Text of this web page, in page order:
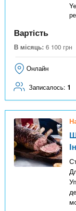
Вартість
В місяць: 6 100 грн
Онлайн
Записалось: 1